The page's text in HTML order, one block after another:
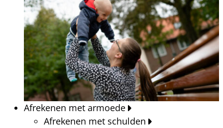
Afrekenen met armoede
Afrekenen met schulden